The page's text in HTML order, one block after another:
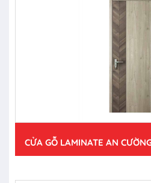
CỬA GỖ LAMINATE AN